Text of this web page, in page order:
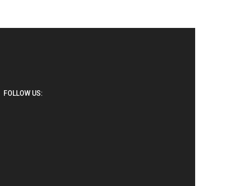
FOLLOW US: